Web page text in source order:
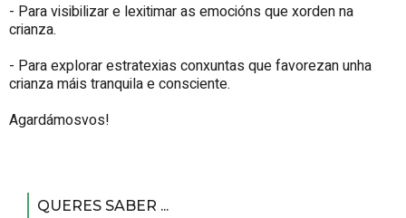
- Para visibilizar e lexitimar as emocións que xorden na
crianza.
- Para explorar estratexias conxuntas que favorezan unha
crianza máis tranquila e consciente.
Agardámosvos!
QUERES SABER ...